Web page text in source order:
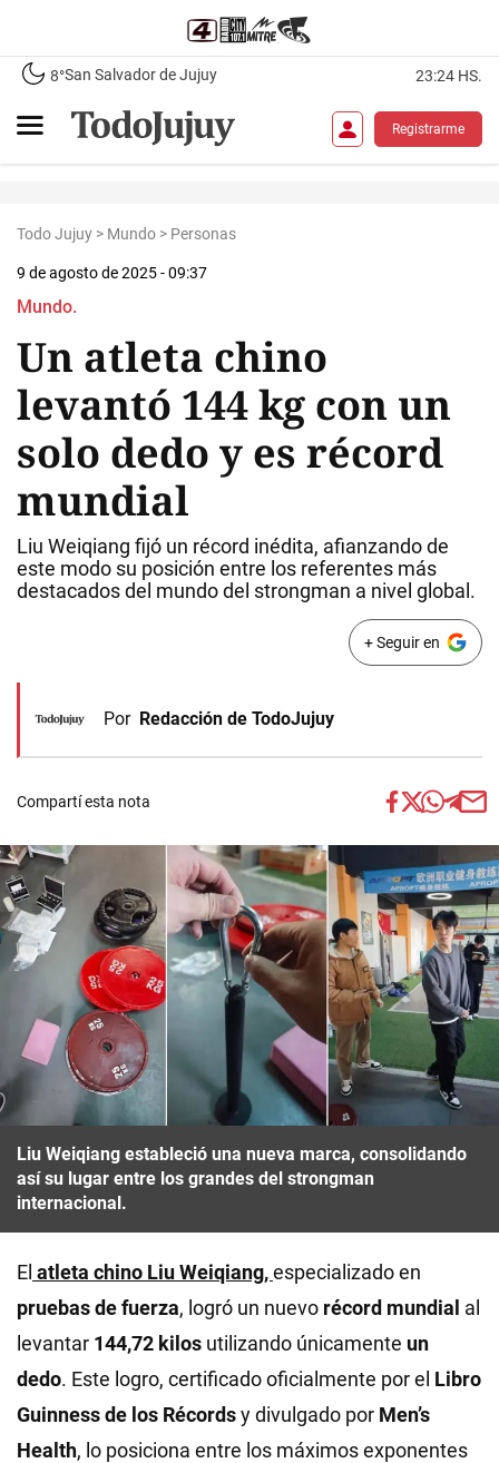
8°San Salvador de Jujuy 23:24 HS.
Registrarme
Todo Jujuy > Mundo > Personas
9 de agosto de 2025 - 09:37
Mundo.
Un atleta chino
levantó 144 kg con un
solo dedo y es récord
mundial
Liu Weiqiang fijó un récord inédita, afianzando de
este modo su posición entre los referentes más
destacados del mundo del strongman a nivel global.
+ Seguir en
Por Redacción de TodoJujuy
Compartí esta nota
Liu Weiqiang estableció una nueva marca, consolidando
así su lugar entre los grandes del strongman
internacional.
El atleta chino Liu Weiqiang,especializado en
pruebas de fuerza, logró un nuevo récord mundial al
levantar 144,72 kilos utilizando únicamente un
dedo. Este logro, certificado oficialmente por el Libro
Guinness de los Récordsy divulgado por Men’s
Health, lo posiciona entre los máximos exponentes